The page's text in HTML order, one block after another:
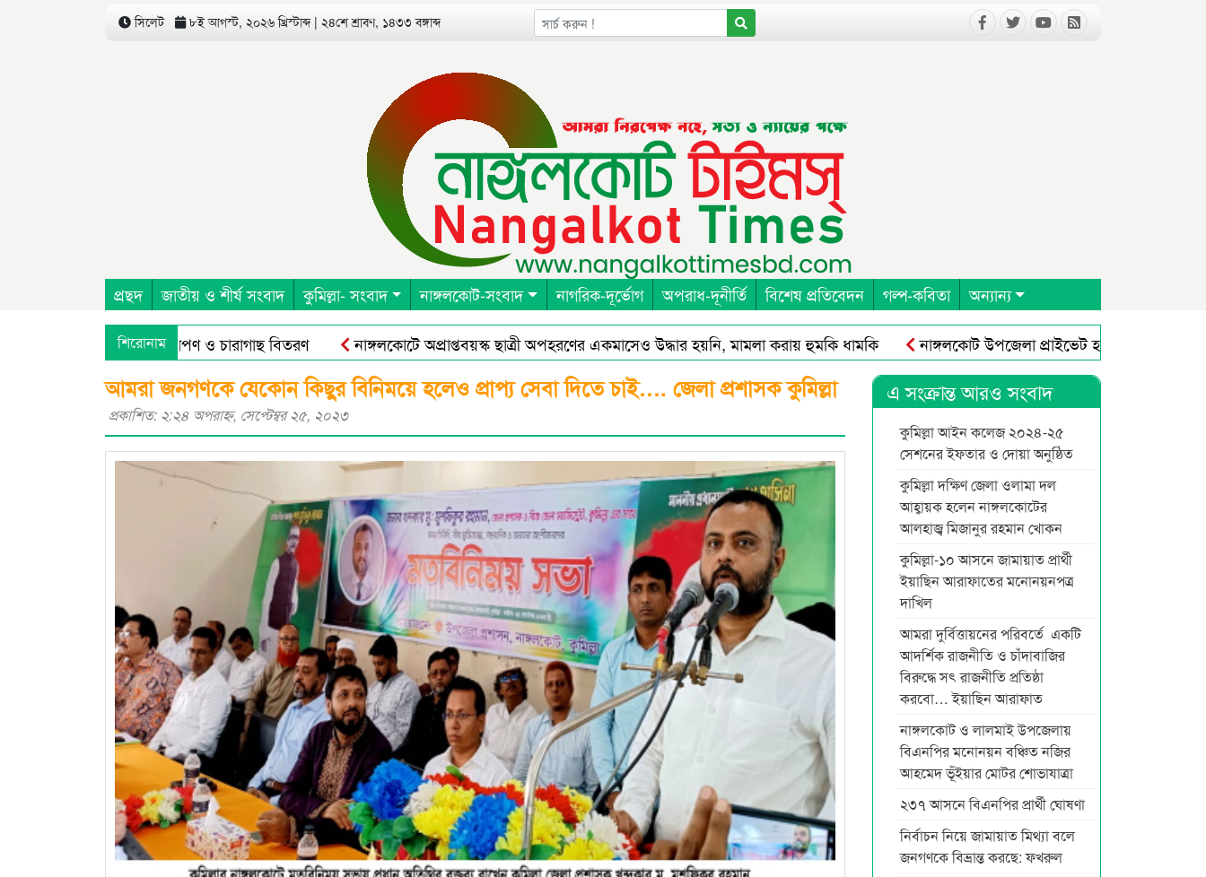
সিলেট ৮ই আগস্ট, ২০২৬ খ্রিস্টাব্দ | ২৪শে শ্রাবণ, ১৪৩৩ বঙ্গাব্দ
প্রছদ জাতীয় ও শীর্ষ সংবাদ কুমিল্লা- সংবাদ নাঙ্গলকোট-সংবাদ নাগরিক-দূর্ভোগ অপরাধ-দূনীর্তি বিশেষ প্রতিবেদন গল্প-কবিতা অন্যান্য
শিরোনাম
এর উদ্যোগে বৃক্ষরোপণ ও চারাগাছ বিতরণ নাঙ্গলকোটে অপ্রাপ্তবয়স্ক ছাত্রী অপহরণের একমাসেও উদ্ধার হয়নি, মামলা করায় হুমকি ধামকি নাঙ্গলকোট উপজেলা প্রাইভেট হসপিটাল ক্লিনিক
আমরা জনগণকে যেকোন কিছুর বিনিময়ে হলেও প্রাপ্য সেবা দিতে চাই…. জেলা প্রশাসক কুমিল্লা
প্রকাশিত: ২:২৪ অপরাহ্ণ, সেপ্টেম্বর ২৫, ২০২৩
এ সংক্রান্ত আরও সংবাদ
কুমিল্লা আইন কলেজ ২০২৪-২৫
সেশনের ইফতার ও দোয়া অনুষ্ঠিত
কুমিল্লা দক্ষিণ জেলা ওলামা দল
আহ্বায়ক হলেন নাঙ্গলকোটের
আলহাজ্ব মিজানুর রহমান খোকন
কুমিল্লা-১০ আসনে জামায়াত প্রার্থী
ইয়াছিন আরাফাতের মনোনয়নপত্র
দাখিল
আমরা দুর্বিত্তায়নের পরিবর্তে একটি
আদর্শিক রাজনীতি ও চাঁদাবাজির
বিরুদ্ধে সৎ রাজনীতি প্রতিষ্ঠা
করবো… ইয়াছিন আরাফাত
নাঙ্গলকোট ও লালমাই উপজেলায়
বিএনপির মনোনয়ন বঞ্চিত নজির
আহমেদ ভূঁইয়ার মোটর শোভাযাত্রা
২৩৭ আসনে বিএনপির প্রার্থী ঘোষণা
নির্বাচন নিয়ে জামায়াত মিথ্যা বলে
জনগণকে বিভ্রান্ত করছে: ফখরুল